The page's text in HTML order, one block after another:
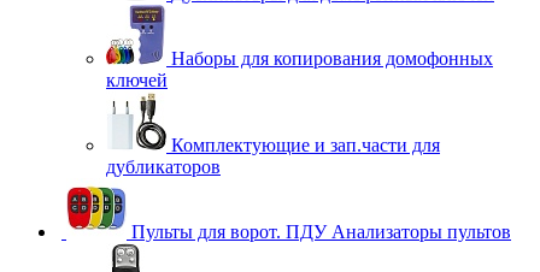
Наборы для копирования домофонных
ключей
Комплектующие и зап.части для
дубликаторов
Пульты для ворот. ПДУ Анализаторы пультов